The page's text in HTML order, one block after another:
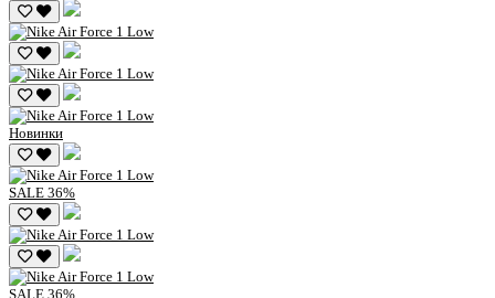
Новинки
SALE 36%
SALE 36%